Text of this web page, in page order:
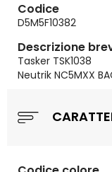
Codice
D5M5F10382
Descrizione
Tasker TSK1038
Neutrik NC5MXX